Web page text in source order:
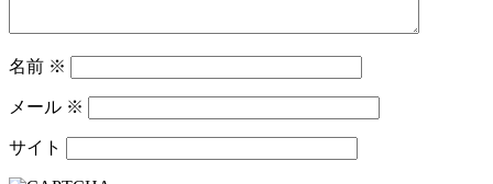
名前 ※
メール ※
サイト